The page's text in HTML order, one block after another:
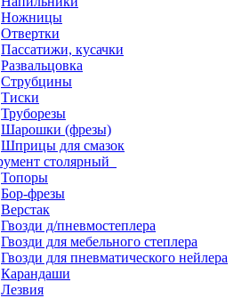
Ножницы
Отвертки
Пассатижи, кусачки
Развальцовка
Струбцины
Тиски
Труборезы
Шарошки (фрезы)
Шприцы для смазок
столярный
Топоры
Бор-фрезы
Верстак
Гвозди д/пневмостеплера
Гвозди для мебельного степлера
Гвозди для пневматического нейлера
Карандаши
Лезвия